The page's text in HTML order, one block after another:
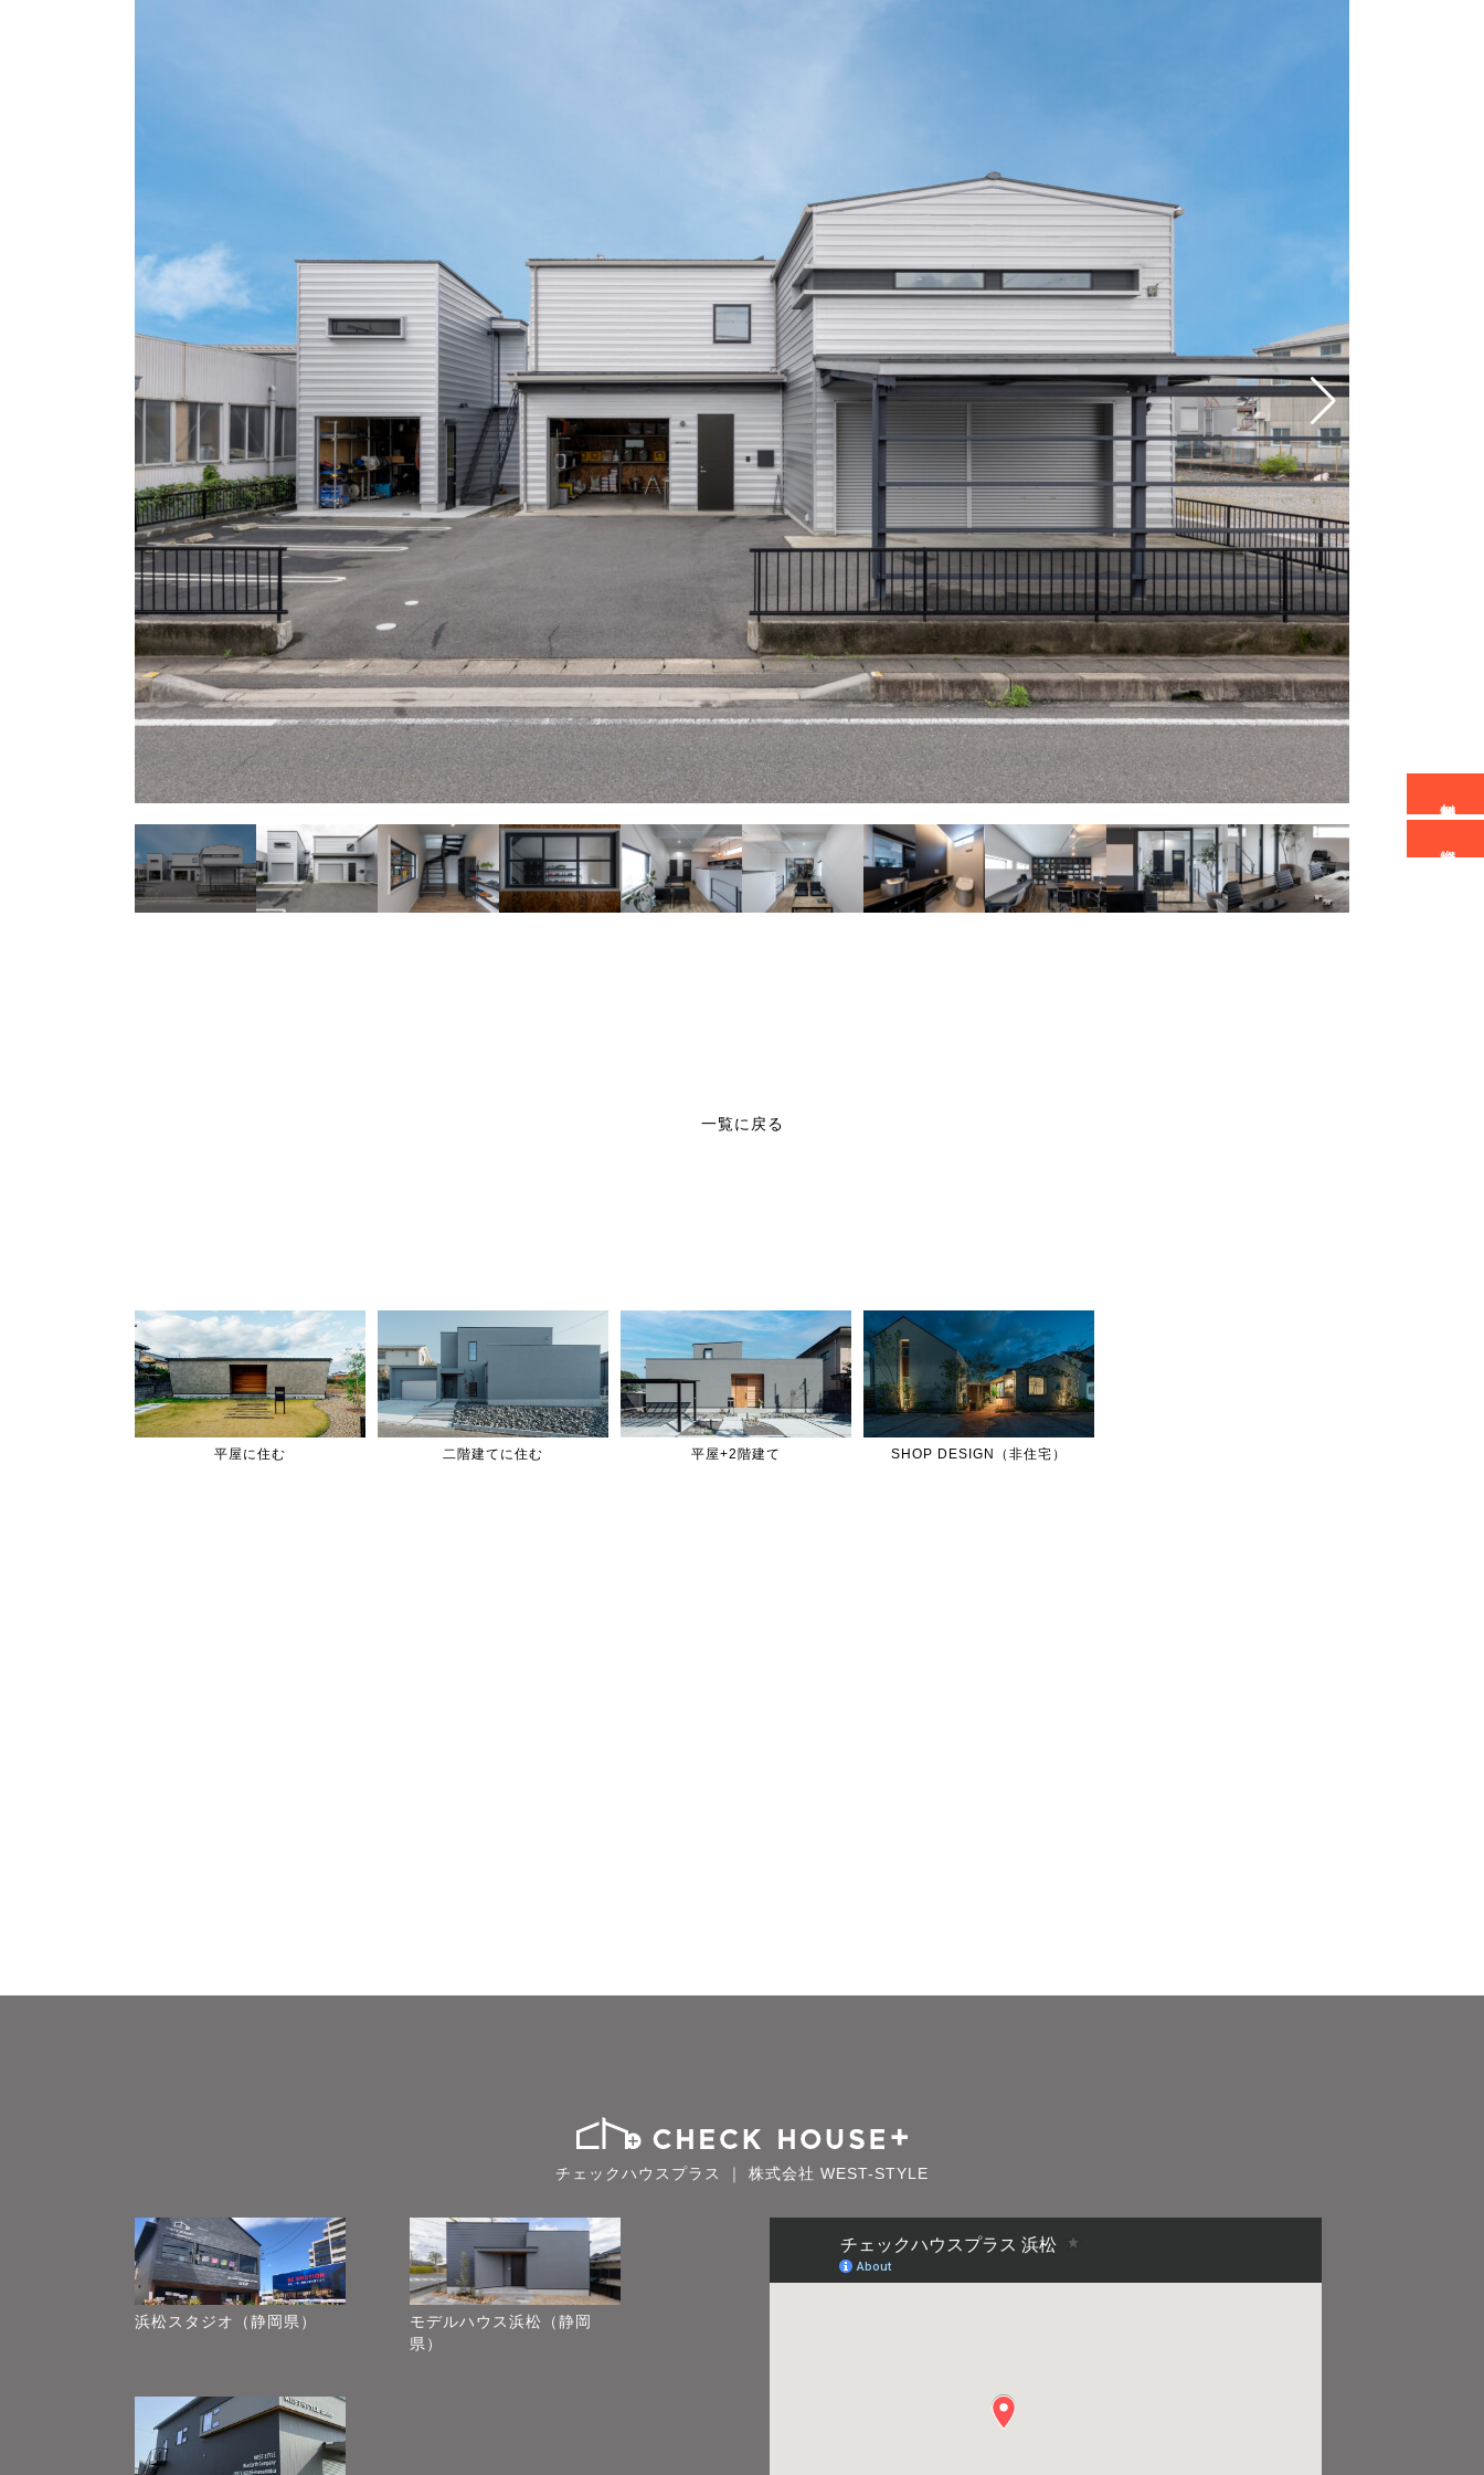
一覧に戻る
平屋に住む 二階建てに住む 平屋+2階建て SHOP DESIGN（非住宅）
チェックハウスプラス ｜ 株式会社 WEST-STYLE
浜松スタジオ（静岡県）
モデルハウス浜松（静岡
県）